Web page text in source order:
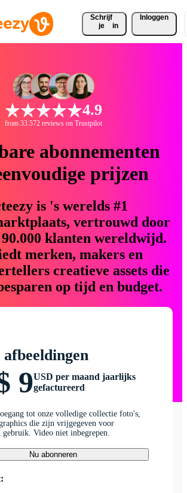
Schrijf
je
in
Inloggen
4.9
from 33.572 reviews on Trustpilot
abonnementen
prijzen
is 's werelds #1
vertrouwd door
klanten wereldwijd.
merken, makers en
creatieve assets die
op tijd en budget.
9USD per maand jaarlijks
gefactureerd
tot onze volledige collectie foto's,
die zijn vrijgegeven voor
gebruik. Video niet inbegrepen.
Nu abonneren